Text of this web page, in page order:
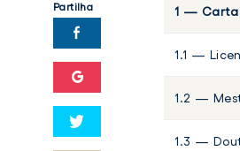
Partilha 1 — Carta
1.1 —
1.2 —
1.3 —